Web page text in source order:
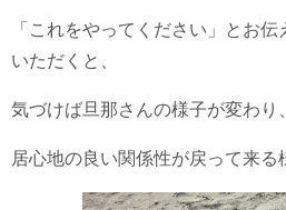
「これをやってください」とお
いただくと、
気づけば旦那さんの様子が変わり、
居心地の良い関係性が戻って来る